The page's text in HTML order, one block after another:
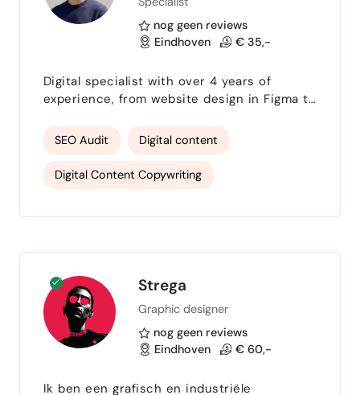
spreadsheets
nog geen reviews
Eindhoven
€ 35,-
Digital specialist with over 4 years of
experience, from website design in Figma to
development, product management, SEO,
and digital marketing. I build web shops and
websites from scratch and ensure they are
found and convert. From design to launch: I
SMEs looking for one reliable partner for
SEO Audit Digital content
Digital Content Copywriting
Website Development
Google Analytics GA4
EMAIL MARKETING STRATEGIE
SEA Google Ads
Strega
Graphic designer
nog geen reviews
Eindhoven
€ 60,-
Ik ben een grafisch en industriële